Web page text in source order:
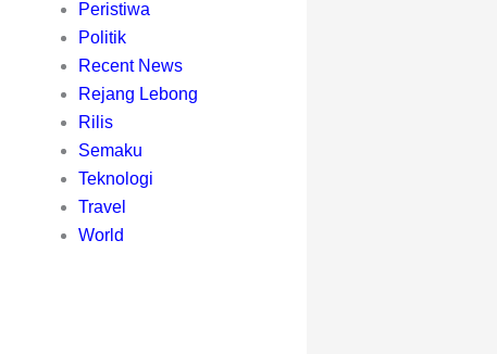
Peristiwa
Politik
Recent News
Rejang Lebong
Rilis
Semaku
Teknologi
Travel
World